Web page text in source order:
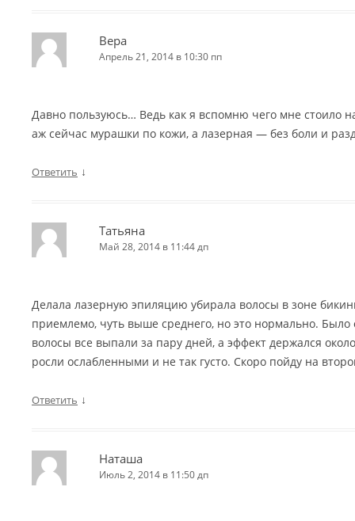
Вера
Апрель 21, 2014 в 10:30 пп
Давно пользуюсь… Ведь как я вспомню чего мне стоило
аж сейчас мурашки по кожи, а лазерная — без боли и
Ответить ↓
Татьяна
Май 28, 2014 в 11:44 дп
Делала лазерную эпиляцию убирала волосы в зоне
приемлемо, чуть выше среднего, но это нормально. Было
волосы все выпали за пару дней, а эффект держался
росли ослабленными и не так густо. Скоро пойду на
Ответить ↓
Наташа
Июль 2, 2014 в 11:50 дп